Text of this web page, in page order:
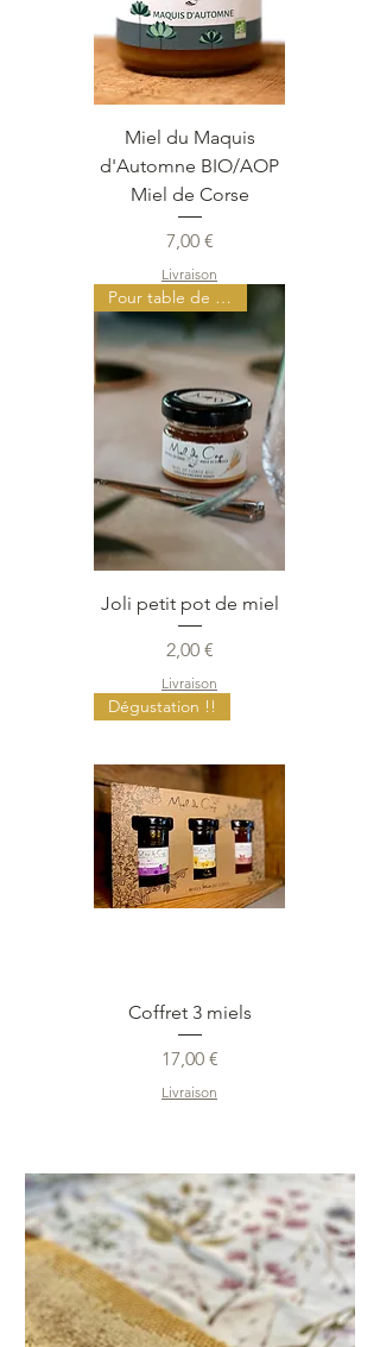
Miel du Maquis
d'Automne BIO/AOP
Miel de Corse
Prix
7,00 €
Livraison
Pour table de fêtes !
Joli petit pot de miel
Prix
2,00 €
Livraison
Dégustation !!
Coffret 3 miels
Prix
17,00 €
Livraison